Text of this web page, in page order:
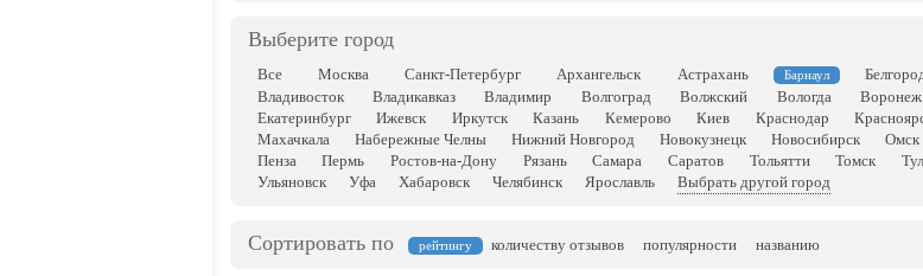
Выберите город
Все Москва Санкт-Петербург Архангельск Астрахань Барнаул
Владивосток
Владикавказ Владимир Волгоград Волжский Вологда Воронеж
Екатеринбург
Ижевск Иркутск Казань Кемерово Киев Краснодар
Махачкала
Набережные Челны Нижний Новгород Новокузнецк Новосибирск Омск
Пенза
Пермь Ростов-на-Дону Рязань Самара Саратов Тольятти Томск
Ульяновск
Уфа Хабаровск Челябинск Ярославль Выбрать другой город
Сортировать по рейтингу количеству отзывов популярности названию